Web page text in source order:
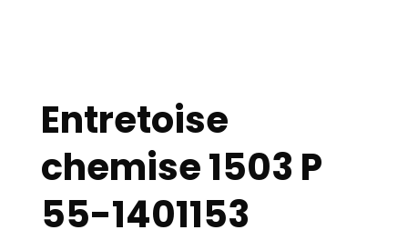
Entretoise
chemise 1503 P
55-1401153